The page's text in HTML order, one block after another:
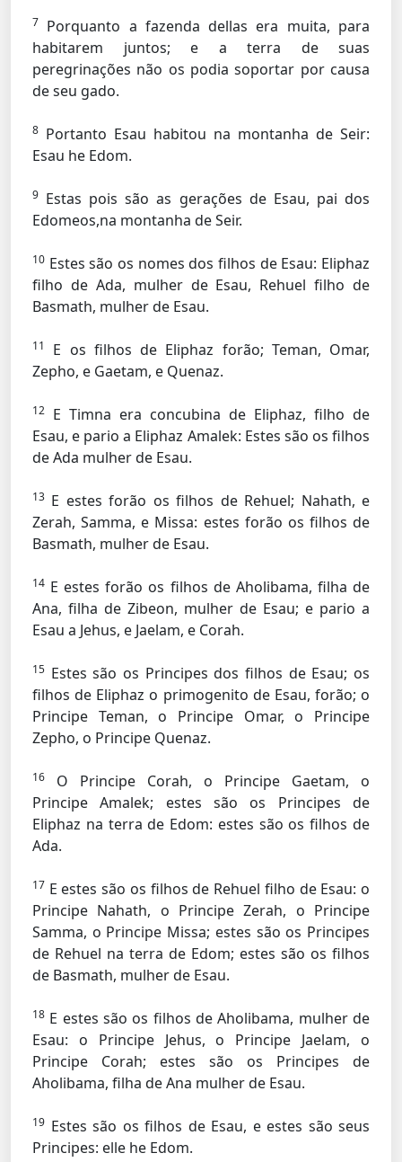
7 Porquanto a fazenda dellas era muita, para
habitarem juntos; e a terra de suas
peregrinações não os podia soportar por causa
de seu gado.
8 Portanto Esau habitou na montanha de Seir:
Esau he Edom.
9 Estas pois são as gerações de Esau, pai dos
Edomeos,na montanha de Seir.
10 Estes são os nomes dos filhos de Esau: Eliphaz
filho de Ada, mulher de Esau, Rehuel filho de
Basmath, mulher de Esau.
11
E os filhos de Eliphaz forão; Teman, Omar,
Zepho, e Gaetam, e Quenaz.
12 E Timna era concubina de Eliphaz, filho de
Esau, e pario a Eliphaz Amalek: Estes são os filhos
de Ada mulher de Esau.
13 E estes forão os filhos de Rehuel; Nahath, e
Zerah, Samma, e Missa: estes forão os filhos de
Basmath, mulher de Esau.
14 E estes forão os filhos de Aholibama, filha de
Ana, filha de Zibeon, mulher de Esau; e pario a
Esau a Jehus, e Jaelam, e Corah.
15 Estes são os Principes dos filhos de Esau; os
filhos de Eliphaz o primogenito de Esau, forão; o
Principe Teman, o Principe Omar, o Principe
Zepho, o Principe Quenaz.
16
O Principe Corah, o Principe Gaetam, o
Principe Amalek; estes são os Principes de
Eliphaz na terra de Edom: estes são os filhos de
Ada.
17 E estes são os filhos de Rehuel filho de Esau: o
Principe Nahath, o Principe Zerah, o Principe
Samma, o Principe Missa; estes são os Principes
de Rehuel na terra de Edom; estes são os filhos
de Basmath, mulher de Esau.
18 E estes são os filhos de Aholibama, mulher de
Esau: o Principe Jehus, o Principe Jaelam, o
Principe Corah; estes são os Principes de
Aholibama, filha de Ana mulher de Esau.
19 Estes são os filhos de Esau, e estes são seus
Principes: elle he Edom.